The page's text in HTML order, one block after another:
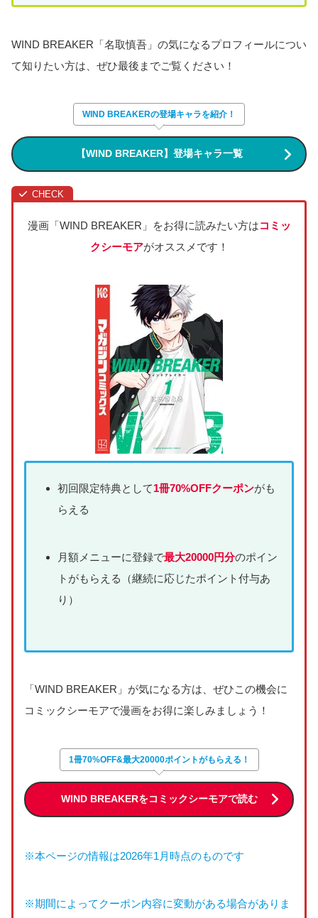
WIND BREAKER「名取慎吾」の気になるプロフィールについ
て知りたい方は、ぜひ最後までご覧ください！
WIND BREAKERの登場キャラを紹介！
【WIND BREAKER】登場キャラ一覧
漫画「WIND BREAKER」をお得に読みたい方はコミッ
クシーモアがオススメです！
初回限定特典として1冊70%OFFクーポンがも
らえる
月額メニューに登録で最大20000円分のポイン
トがもらえる（継続に応じたポイント付与あ
り）
「WIND BREAKER」が気になる方は、ぜひこの機会に
コミックシーモアで漫画をお得に楽しみましょう！
1冊70%OFF&最大20000ポイントがもらえる！
WIND BREAKERをコミックシーモアで読む
※本ページの情報は2026年1月時点のものです
※期間によってクーポン内容に変動がある場合がありま